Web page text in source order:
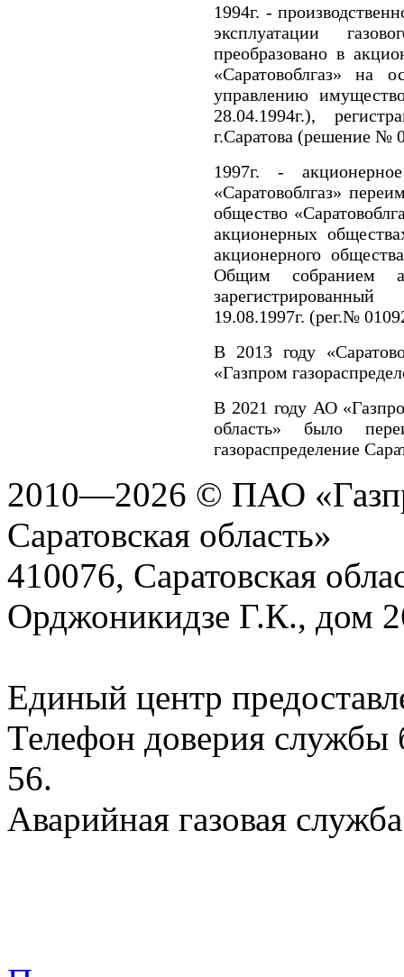
1994г. -
эксплуатации
преобразовано в
«Саратовоблгаз» на
управлению
28.04.1994г.),
г.Саратова (решение №
1997г. -
«Саратовоблгаз»
общество
акционерных
акционерного
Общим собранием
19.08.1997г. (рег.№
В 2013 году
«Газпром
В 2021 году АО
область» было
газораспределение
2010—2026 © ПАО
Саратовская область»
410076, Саратовская
Орджоникидзе Г.К., дом
Единый центр
Телефон доверия службы
56.
Аварийная газовая